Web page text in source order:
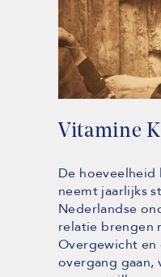
Vitamine
De
neemt jaarlijks
Nederlandse
relatie brengen
Overgewicht en
overgang gaan,